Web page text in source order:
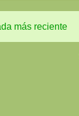
más reciente